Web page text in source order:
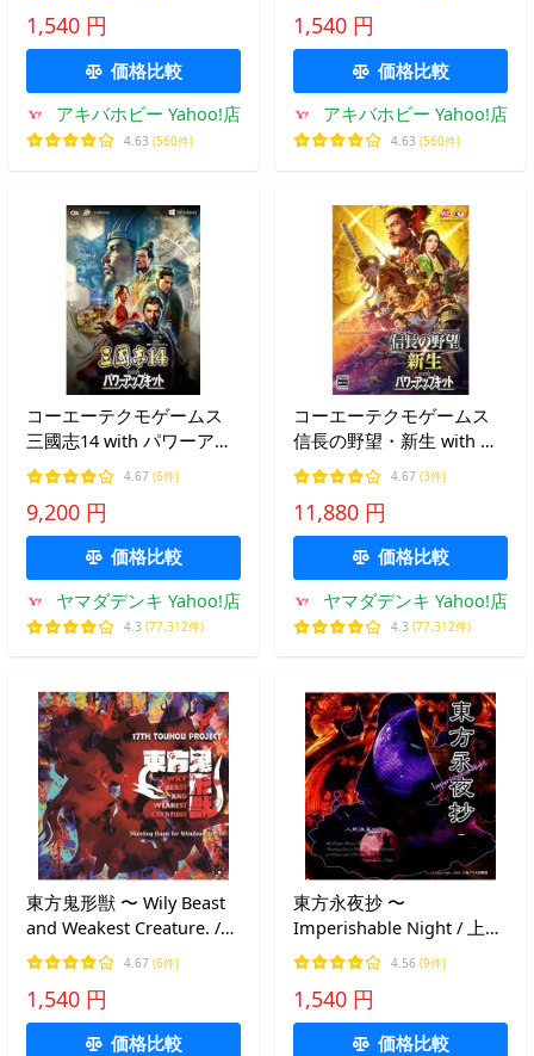
1,540 円
価格比較
アキバホビー Yahoo!店
4.63 (560件)
1,540 円
価格比較
アキバホビー Yahoo!店
4.63 (560件)
コーエーテクモゲームス
三國志14 with パワーアッ
プキット
4.67 (6件)
9,200 円
価格比較
ヤマダデンキ Yahoo!店
4.3 (77,312件)
コーエーテクモゲームス
信長の野望・新生 with パ
ワーアップキット
4.67 (3件)
11,880 円
価格比較
ヤマダデンキ Yahoo!店
4.3 (77,312件)
東方鬼形獣 〜 Wily Beast
and Weakest Creature. /
上海アリス幻樂団
4.67 (6件)
1,540 円
価格比較
東方永夜抄 〜
Imperishable Night / 上海
アリス幻樂団4.56 (9件)
1,540 円
価格比較